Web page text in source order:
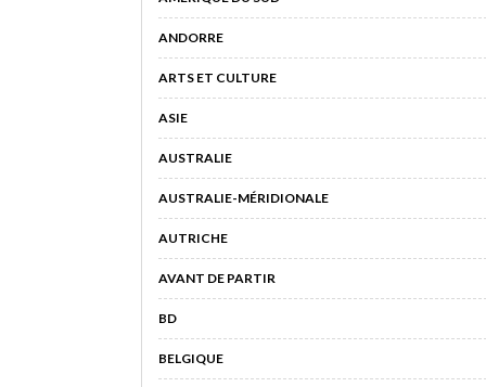
ANDORRE
ARTS ET CULTURE
ASIE
AUSTRALIE
AUSTRALIE-MÉRIDIONALE
AUTRICHE
AVANT DE PARTIR
BD
BELGIQUE